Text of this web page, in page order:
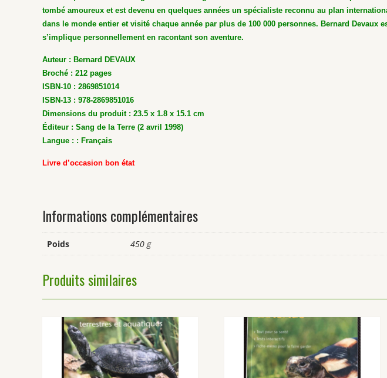
tombé amoureux et est devenu en quelques années un spécialiste reconnu au plan
dans le monde entier et visité chaque année par plus de 100 000 personnes. Bernard
s’implique personnellement en racontant son aventure.
Auteur : Bernard DEVAUX
Broché : 212 pages
ISBN-10 : 2869851014
ISBN-13 : 978-2869851016
Dimensions du produit : 23.5 x 1.8 x 15.1 cm
Éditeur : Sang de la Terre (2 avril 1998)
Langue : : Français
Livre d’occasion bon état
Informations complémentaires
Poids 450 g
Produits similaires